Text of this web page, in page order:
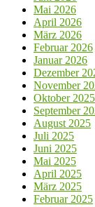
Mai 2026
April 2026
März 2026
Februar 2026
Januar 2026
Dezember
November
Oktober 2025
September
August 2025
Juli 2025
Juni 2025
Mai 2025
April 2025
März 2025
Februar 2025